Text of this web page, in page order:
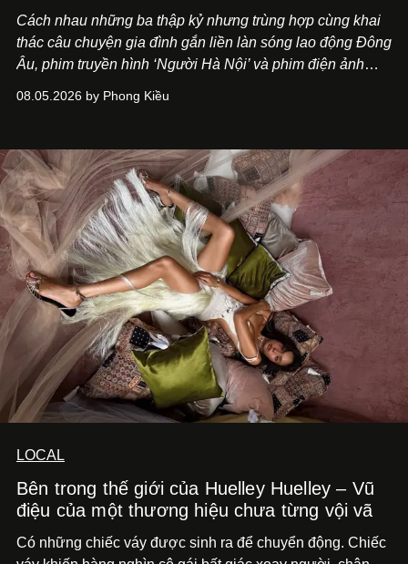
Cách nhau những ba thập kỷ nhưng trùng hợp cùng khai
thác câu chuyện gia đình gắn liền làn sóng lao động Đông
Âu, phim truyền hình ‘Người Hà Nội’ và phim điện ảnh
chọn một thuở thịnh hành.
08.05.2026 by Phong Kiều
LOCAL
Bên trong thế giới của Huelley Huelley – Vũ
điệu của một thương hiệu chưa từng vội vã
Có những chiếc váy được sinh ra để chuyển động. Chiếc